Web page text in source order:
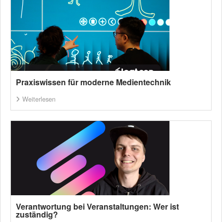
Praxiswissen für moderne Medientechnik
Weiterlesen
Verantwortung bei Veranstaltungen: Wer ist
zuständig?